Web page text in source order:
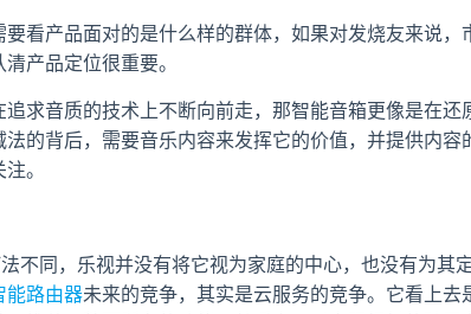
看产品面对的是什么样的群体，如果对发烧友来说
产品定位很重要。
求音质的技术上不断向前走，那智能音箱更像是在
的背后，需要音乐内容来发挥它的价值，并提供内
。
不同，乐视并没有将它视为家庭的中心，也没有为其
能路由器未来的竞争，其实是云服务的竞争。它看上